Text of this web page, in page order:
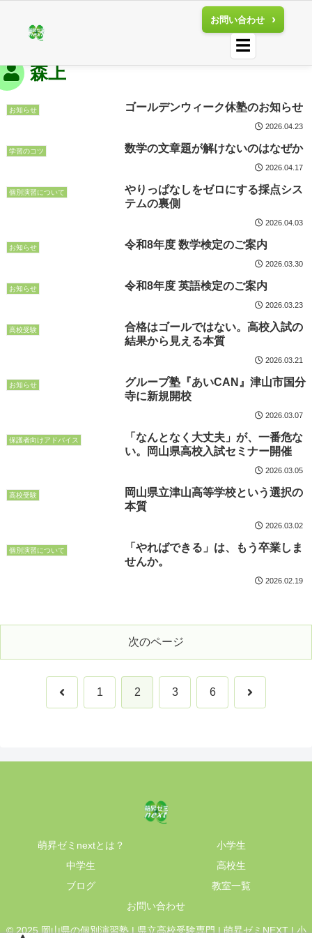
お問い合わせ
☰
森上
お知らせ ゴールデンウィーク休塾のお知らせ
2026.04.23
学習のコツ 数学の文章題が解けないのはなぜか
2026.04.17
個別演習について
やりっぱなしをゼロにする採点シス
テムの裏側
2026.04.03
お知らせ 令和8年度 数学検定のご案内
2026.03.30
お知らせ 令和8年度 英語検定のご案内
2026.03.23
高校受験
合格はゴールではない。高校入試の
結果から見える本質
2026.03.21
お知らせ
グループ塾『あいCAN』津山市国分
寺に新規開校
2026.03.07
保護者向けアドバイス
「なんとなく大丈夫」が、一番危な
い。岡山県高校入試セミナー開催
2026.03.05
高校受験
岡山県立津山高等学校という選択の
本質
2026.03.02
個別演習について
「やればできる」は、もう卒業しま
せんか。
2026.02.19
次のページ
前 1 2 3 6 次
萌昇ゼミnextとは？
小学生
中学生
高校生
ブログ
教室一覧
お問い合わせ
© 2025 岡山県の個別演習塾 | 県立高校受験専門 | 萌昇ゼミNEXT | 小